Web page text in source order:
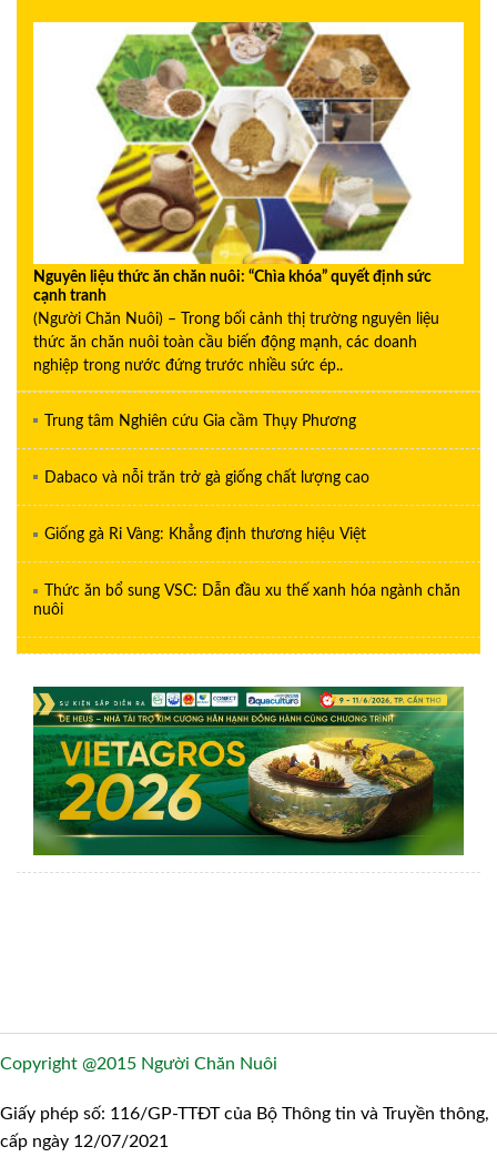
Nguyên liệu thức ăn chăn nuôi: “Chìa khóa” quyết định sức
cạnh tranh
(Người Chăn Nuôi) – Trong bối cảnh thị trường nguyên liệu
thức ăn chăn nuôi toàn cầu biến động mạnh, các doanh
nghiệp trong nước đứng trước nhiều sức ép..
Trung tâm Nghiên cứu Gia cầm Thụy Phương
Dabaco và nỗi trăn trở gà giống chất lượng cao
Giống gà Ri Vàng: Khẳng định thương hiệu Việt
Thức ăn bổ sung VSC: Dẫn đầu xu thế xanh hóa ngành chăn
nuôi
Copyright @2015 Người Chăn Nuôi
Giấy phép số: 116/GP-TTĐT của Bộ Thông tin và Truyền thông,
cấp ngày 12/07/2021